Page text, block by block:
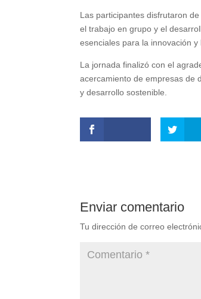
Las participantes disfrutaron
el trabajo en grupo y el
esenciales para la innovación
La jornada finalizó con el
acercamiento de empresas de
y desarrollo sostenible.
Enviar comentario
Tu dirección de correo